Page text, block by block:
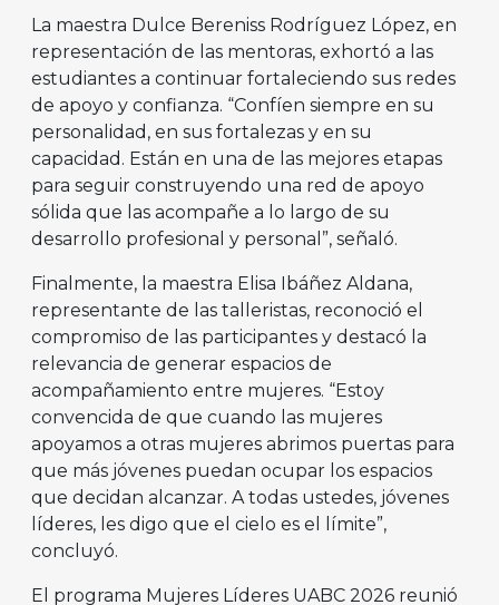
La maestra Dulce Bereniss Rodríguez López, en
representación de las mentoras, exhortó a las
estudiantes a continuar fortaleciendo sus redes
de apoyo y confianza. “Confíen siempre en su
personalidad, en sus fortalezas y en su
capacidad. Están en una de las mejores etapas
para seguir construyendo una red de apoyo
sólida que las acompañe a lo largo de su
desarrollo profesional y personal”, señaló.
Finalmente, la maestra Elisa Ibáñez Aldana,
representante de las talleristas, reconoció el
compromiso de las participantes y destacó la
relevancia de generar espacios de
acompañamiento entre mujeres. “Estoy
convencida de que cuando las mujeres
apoyamos a otras mujeres abrimos puertas para
que más jóvenes puedan ocupar los espacios
que decidan alcanzar. A todas ustedes, jóvenes
líderes, les digo que el cielo es el límite”,
concluyó.
El programa Mujeres Líderes UABC 2026 reunió